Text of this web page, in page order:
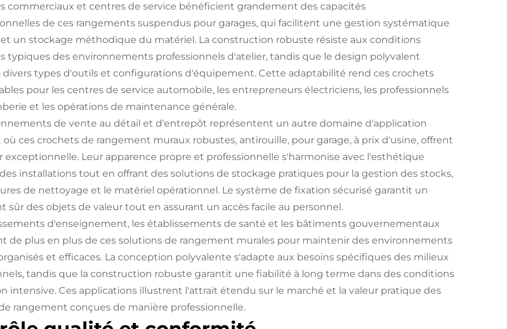
commerciaux et centres de service bénéficient grandement des capacités
de ces rangements suspendus pour garages, qui facilitent une gestion systématique
un stockage méthodique du matériel. La construction robuste résiste aux conditions
typiques des environnements professionnels d'atelier, tandis que le design polyvalent
divers types d'outils et configurations d'équipement. Cette adaptabilité rend ces crochets
pour les centres de service automobile, les entrepreneurs électriciens, les professionnels
et les opérations de maintenance générale.
de vente au détail et d'entrepôt représentent un autre domaine d'application
ces crochets de rangement muraux robustes, antirouille, pour garage, à prix d'usine, offrent
exceptionnelle. Leur apparence propre et professionnelle s'harmonise avec l'esthétique
installations tout en offrant des solutions de stockage pratiques pour la gestion des stocks,
de nettoyage et le matériel opérationnel. Le système de fixation sécurisé garantit un
sûr des objets de valeur tout en assurant un accès facile au personnel.
d'enseignement, les établissements de santé et les bâtiments gouvernementaux
de plus en plus de ces solutions de rangement murales pour maintenir des environnements
et efficaces. La conception polyvalente s'adapte aux besoins spécifiques des milieux
tandis que la construction robuste garantit une fiabilité à long terme dans des conditions
intensive. Ces applications illustrent l'attrait étendu sur le marché et la valeur pratique des
rangement conçues de manière professionnelle.